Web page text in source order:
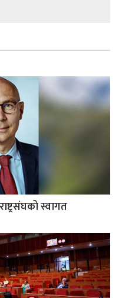
स्वागत